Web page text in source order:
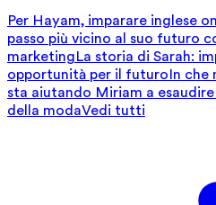
Per Hayam, imparare inglese
passo più vicino al suo futuro
marketingLa storia di Sarah:
opportunità per il futuroIn che
sta aiutando Miriam a
della modaVedi tutti